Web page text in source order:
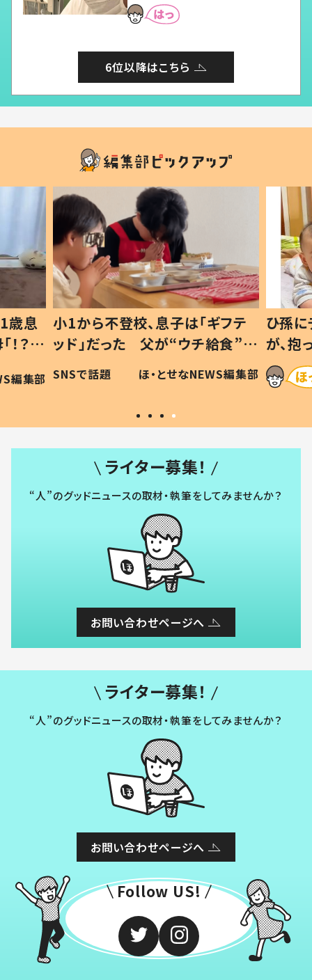
6位以降はこちら
歳息
？」
編集部
小1から不登校、息子は「ギフテ
ッド」だった 父が“ウチ給食”を
作り続ける理由とは #令和の親
#令和の子
SNSで話題 ほ・とせなNEWS編集部
ひ孫
が、
「涙が
い」
ライター募集！
“人”のグッドニュースの取材・執筆をしてみませんか？
お問い合わせページへ
ライター募集！
“人”のグッドニュースの取材・執筆をしてみませんか？
お問い合わせページへ
Follow US!